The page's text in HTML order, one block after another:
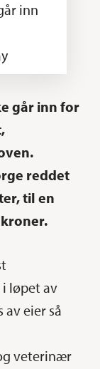
inn
går inn for
reddet
til en
løpet av
eier så
veterinær